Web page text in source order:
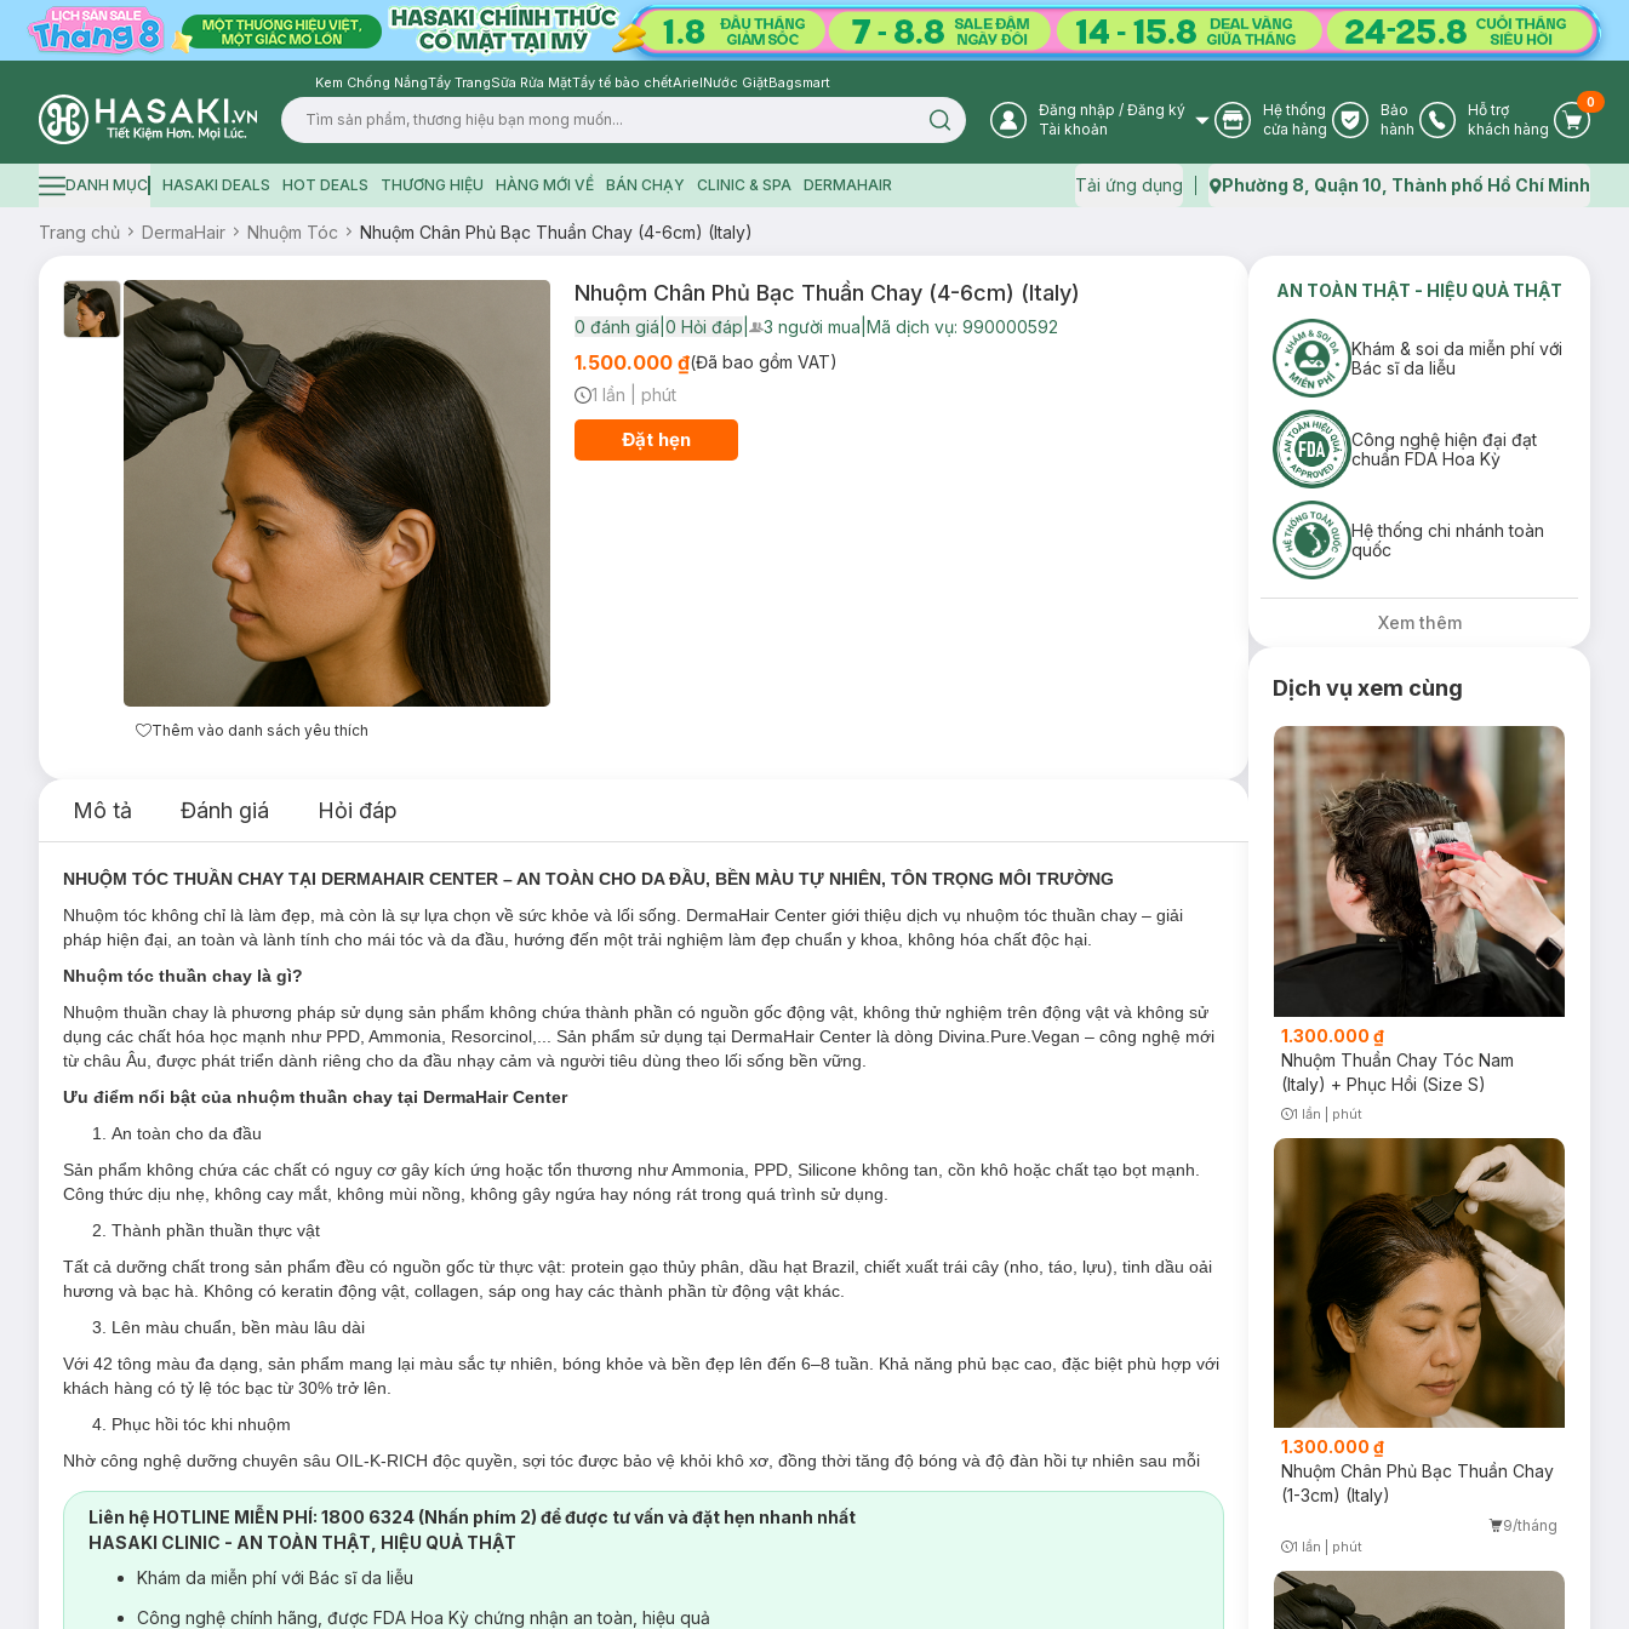
Kem Chống NắngTẩy TrangSữa Rửa MặtTẩy tế bào chếtArielNước GiặtBagsmart
Logo
Search icon User Icon
Đăng nhập / Đăng ký
Tài khoản
Store Icon
Hệ thống
cửa hàng
Warranty Icon
Bảo
hành
Phone Icon
Hỗ trợ
khách hàng
Cart
0
Hamburger icon
DANH MỤC HASAKI DEALS HOT DEALS THƯƠNG HIỆU HÀNG MỚI VỀ BÁN CHẠY CLINIC & SPA DERMAHAIR Tải ứng dụng Map icon
Phường 8, Quận 10, Thành phố Hồ Chí Minh
Trang chủ DermaHair Nhuộm Tóc Nhuộm Chân Phủ Bạc Thuần Chay (4-6cm) (Italy)
Thêm vào danh sách yêu thích
Nhuộm Chân Phủ Bạc Thuần Chay (4-6cm) (Italy)
0 đánh giá 0 Hỏi đáp User Product Icon
3 người mua Mã dịch vụ: 990000592
1.500.000 ₫(Đã bao gồm VAT)
1 lần phút
Đặt hẹn
Mô tả Đánh giá Hỏi đáp
NHUỘM TÓC THUẦN CHAY TẠI DERMAHAIR CENTER – AN TOÀN CHO DA ĐẦU, BỀN MÀU TỰ NHIÊN, TÔN TRỌNG MÔI TRƯỜNG
Nhuộm tóc không chỉ là làm đẹp, mà còn là sự lựa chọn về sức khỏe và lối sống. DermaHair Center giới thiệu dịch vụ nhuộm tóc thuần chay – giải
pháp hiện đại, an toàn và lành tính cho mái tóc và da đầu, hướng đến một trải nghiệm làm đẹp chuẩn y khoa, không hóa chất độc hại.
Nhuộm tóc thuần chay là gì?
Nhuộm thuần chay là phương pháp sử dụng sản phẩm không chứa thành phần có nguồn gốc động vật, không thử nghiệm trên động vật và không sử
dụng các chất hóa học mạnh như PPD, Ammonia, Resorcinol,... Sản phẩm sử dụng tại DermaHair Center là dòng Divina.Pure.Vegan – công nghệ mới
từ châu Âu, được phát triển dành riêng cho da đầu nhạy cảm và người tiêu dùng theo lối sống bền vững.
Ưu điểm nổi bật của nhuộm thuần chay tại DermaHair Center
An toàn cho da đầu
Sản phẩm không chứa các chất có nguy cơ gây kích ứng hoặc tổn thương như Ammonia, PPD, Silicone không tan, cồn khô hoặc chất tạo bọt mạnh.
Công thức dịu nhẹ, không cay mắt, không mùi nồng, không gây ngứa hay nóng rát trong quá trình sử dụng.
Thành phần thuần thực vật
Tất cả dưỡng chất trong sản phẩm đều có nguồn gốc từ thực vật: protein gạo thủy phân, dầu hạt Brazil, chiết xuất trái cây (nho, táo, lựu), tinh dầu oải
hương và bạc hà. Không có keratin động vật, collagen, sáp ong hay các thành phần từ động vật khác.
Lên màu chuẩn, bền màu lâu dài
Với 42 tông màu đa dạng, sản phẩm mang lại màu sắc tự nhiên, bóng khỏe và bền đẹp lên đến 6–8 tuần. Khả năng phủ bạc cao, đặc biệt phù hợp với
khách hàng có tỷ lệ tóc bạc từ 30% trở lên.
Phục hồi tóc khi nhuộm
Nhờ công nghệ dưỡng chuyên sâu OIL-K-RICH độc quyền, sợi tóc được bảo vệ khỏi khô xơ, đồng thời tăng độ bóng và độ đàn hồi tự nhiên sau mỗi
Thân thiện với môi trường
Bao bì được thiết kế tái chế, phân hủy sinh học. Không gian salon sạch sẽ, thông thoáng, không chứa mùi hóa chất độc hại, đảm bảo an toàn cho cả
khách hàng và nhân viên. Quá trình sản xuất sản phẩm cũng tối ưu hóa năng lượng, giảm phát thải và đạt chứng nhận bền vững từ các tổ chức môi
Liên hệ HOTLINE MIỄN PHÍ: 1800 6324 (Nhấn phím 2) để được tư vấn và đặt hẹn nhanh nhất
HASAKI CLINIC - AN TOÀN THẬT, HIỆU QUẢ THẬT
Khám da miễn phí với Bác sĩ da liễu
Công nghệ chính hãng, được FDA Hoa Kỳ chứng nhận an toàn, hiệu quả
AN TOÀN THẬT - HIỆU QUẢ THẬT
Khám & soi da miễn phí với
Bác sĩ da liễu
Công nghệ hiện đại đạt
chuẩn FDA Hoa Kỳ
Hệ thống chi nhánh toàn
quốc
Xem thêm
Dịch vụ xem cùng
1.300.000 ₫
Nhuộm Thuần Chay Tóc Nam
(Italy) + Phục Hồi (Size S)
Timer Gray Icon
1 lần phút
1.300.000 ₫
Nhuộm Chân Phủ Bạc Thuần Chay
(1-3cm) (Italy)
9/tháng
1 lần phút